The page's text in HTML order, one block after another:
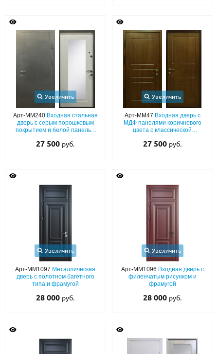
Увеличить
Арт-ММ240 Входная стальная
дверь с серым порошковым
покрытием и белой панелью
27 500 руб.
Увеличить
Арт-ММ47 Входная дверь с
МДФ панелями коричневого
цвета с классической
27 500 руб.
Увеличить
Арт-ММ1097 Металлическая
дверь с полотном багетного
типа и фрамугой
28 000 руб.
Увеличить
Арт-ММ1096 Входная дверь с
филенчатым рисунком и
фрамугой
28 000 руб.